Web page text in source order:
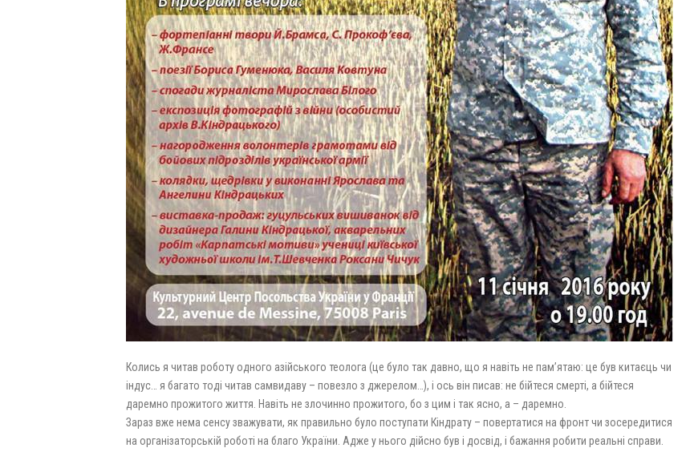
Колись я читав роботу одного азійського теолога (це було так давно, що я навіть не пам’ятаю: це був китаєць чи
індус… я багато тоді читав самвидаву – повезло з джерелом…), і ось він писав: не бійтеся смерті, а бійтеся
даремно прожитого життя. Навіть не злочинно прожитого, бо з цим і так ясно, а – даремно.
Зараз вже нема сенсу зважувати, як правильно було поступати Кіндрату – повертатися на фронт чи зосередитися
на організаторській роботі на благо України. Адже у нього дійсно був і досвід, і бажання робити реальні справи.